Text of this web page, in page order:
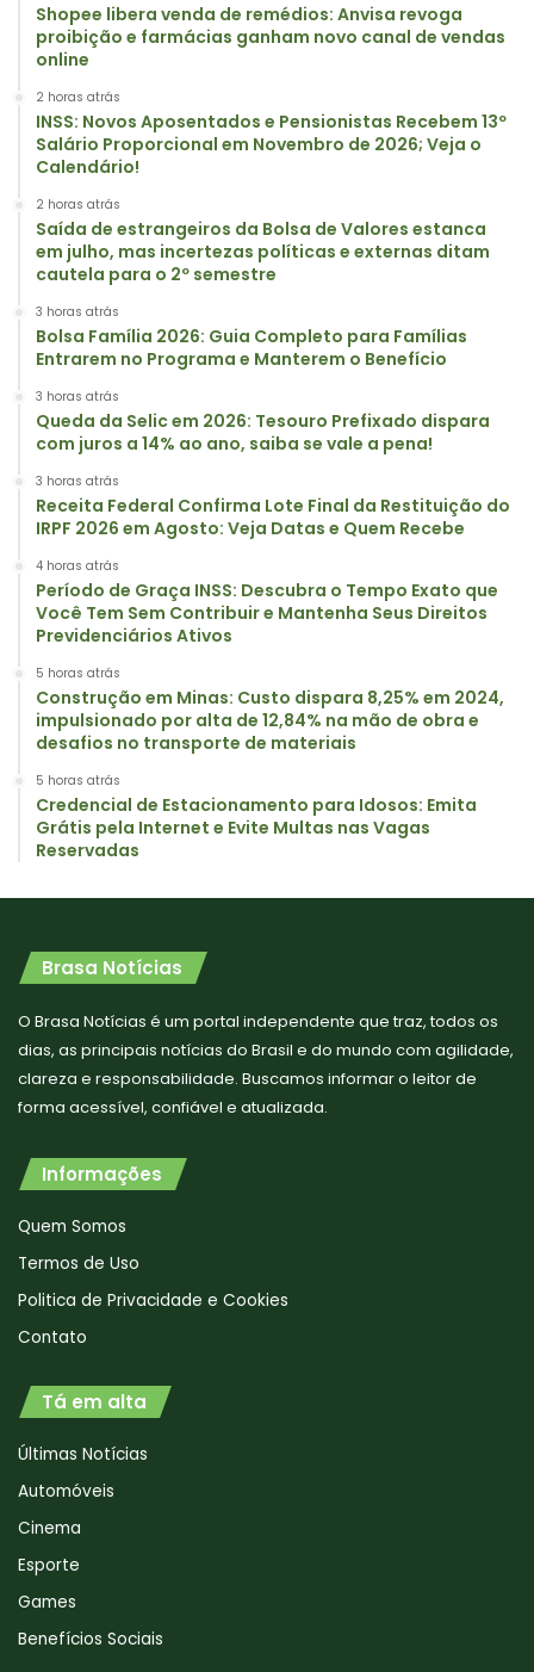
Shopee libera venda de remédios: Anvisa revoga
proibição e farmácias ganham novo canal de vendas
online
2 horas atrás
INSS: Novos Aposentados e Pensionistas Recebem 13º
Salário Proporcional em Novembro de 2026; Veja o
Calendário!
2 horas atrás
Saída de estrangeiros da Bolsa de Valores estanca
em julho, mas incertezas políticas e externas ditam
cautela para o 2º semestre
3 horas atrás
Bolsa Família 2026: Guia Completo para Famílias
Entrarem no Programa e Manterem o Benefício
3 horas atrás
Queda da Selic em 2026: Tesouro Prefixado dispara
com juros a 14% ao ano, saiba se vale a pena!
3 horas atrás
Receita Federal Confirma Lote Final da Restituição do
IRPF 2026 em Agosto: Veja Datas e Quem Recebe
4 horas atrás
Período de Graça INSS: Descubra o Tempo Exato que
Você Tem Sem Contribuir e Mantenha Seus Direitos
Previdenciários Ativos
5 horas atrás
Construção em Minas: Custo dispara 8,25% em 2024,
impulsionado por alta de 12,84% na mão de obra e
desafios no transporte de materiais
5 horas atrás
Credencial de Estacionamento para Idosos: Emita
Grátis pela Internet e Evite Multas nas Vagas
Reservadas
Brasa Notícias
O Brasa Notícias é um portal independente que traz, todos os
dias, as principais notícias do Brasil e do mundo com agilidade,
clareza e responsabilidade. Buscamos informar o leitor de
forma acessível, confiável e atualizada.
Informações
Quem Somos
Termos de Uso
Politica de Privacidade e Cookies
Contato
Tá em alta
Últimas Notícias
Automóveis
Cinema
Esporte
Games
Benefícios Sociais